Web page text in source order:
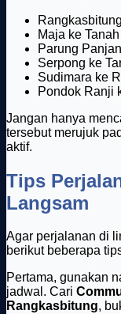
Maja ke
Parung
Serpong ke
Sudimara ke
Pondok Ranji
Jangan hanya
tersebut merujuk
aktif.
Tips
Langsam
Agar perjalanan di
berikut beberapa
Pertama, gunakan
jadwal. Cari
Rangkasbitung,